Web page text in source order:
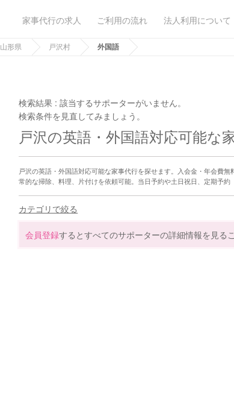
家事代行の求人 ご利用の流れ 法人利用について
山形県 戸沢村 外国語
検索結果 :該当するサポーターがいません。
検索条件を見直してみましょう。
戸沢の英語・外国語対応可能な
戸沢の英語・外国語対応可能な家事代行を探せます。入会金・年会費
常的な掃除、料理、片付けを依頼可能。当日予約や土日祝日、定期予約
カテゴリで絞る
会員登録するとすべてのサポーターの詳細情報を見る